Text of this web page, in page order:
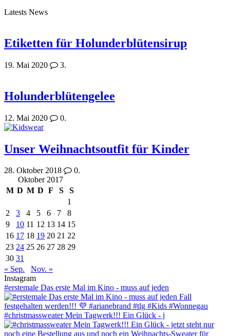
Latests News
Etiketten für Holunderblütensirup
19. Mai 2020 3.
Holunderblütengelee
12. Mai 2020 0.
Unser Weihnachtsoutfit für Kinder
28. Oktober 2018
0.
Oktober 2017
M D M D F S
S
1
2
3 4 5 6 7
8
9
10 11 12 13 14 15
16 17 18 19 20 21 22
23 24 25 26 27 28 29
30 31
« Sep.
Nov. »
Instagram
#erstemale Das erste Mal im Kino - muss auf jeden
#christmassweater Mein Tagwerk!!! Ein Glück - j